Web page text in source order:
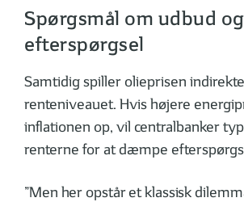
Spørgsmål om udbud og
efterspørgsel
Samtidig spiller olieprisen
renteniveauet. Hvis højere
inflationen op, vil centralbanker
renterne for at dæmpe
”Men her opstår et klassisk